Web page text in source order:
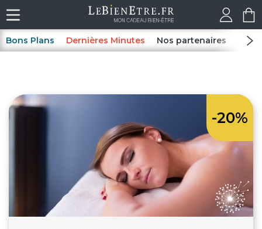
Bons Plans Dernières Minutes Nos partenaires Spas
-20%